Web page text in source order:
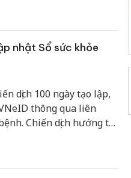
nhật Sổ sức khỏe
dịch 100 ngày tạo lập,
thông qua liên
Chiến dịch hướng tới